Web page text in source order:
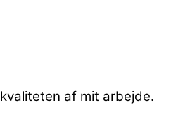
af mit arbejde.